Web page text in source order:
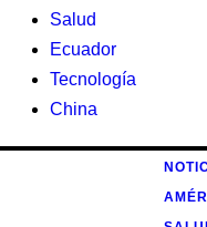
Salud
Ecuador
Tecnología
China